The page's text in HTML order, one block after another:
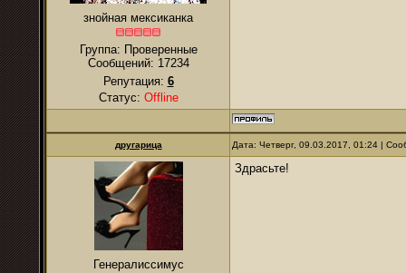
знойная мексиканка
Группа: Проверенные
Сообщений: 17234
Репутация: 6
Статус: Offline
другарица Дата: Четверг, 09.03.2017, 01:24 |
Генералиссимус
Здрасьте!